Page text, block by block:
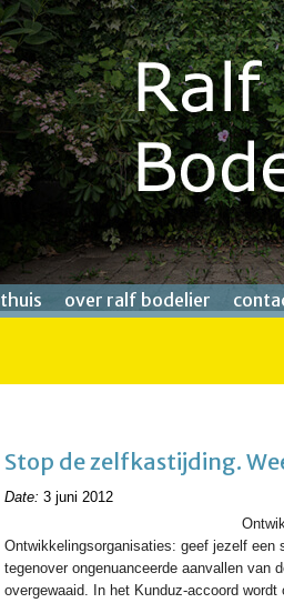
thuis over ralf bodelier
Stop de zelfkastijding.
Date: 3 juni 2012
Ontwikkelingsorganisaties: geef jezelf
tegenover ongenuanceerde aanvallen
overgewaaid. In het Kunduz-accoord